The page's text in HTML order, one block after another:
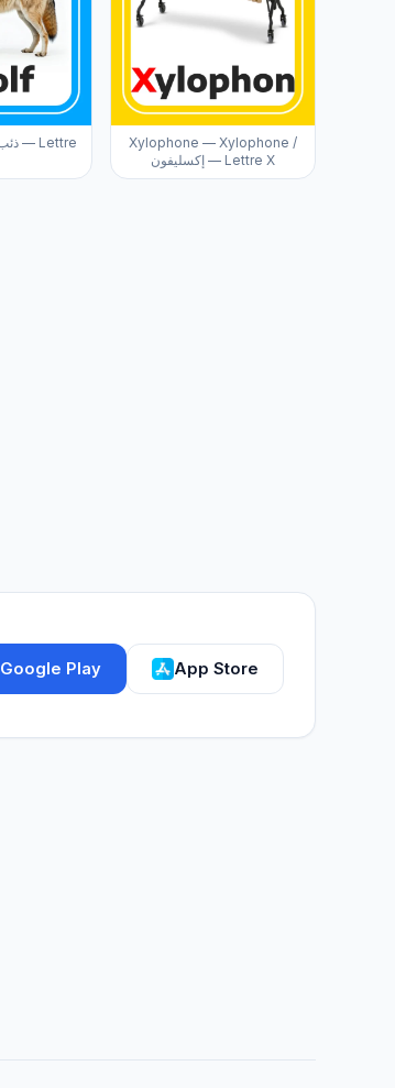
Xylophone — Xylophone /
إكسليفون — Lettre X
Google Play App Store